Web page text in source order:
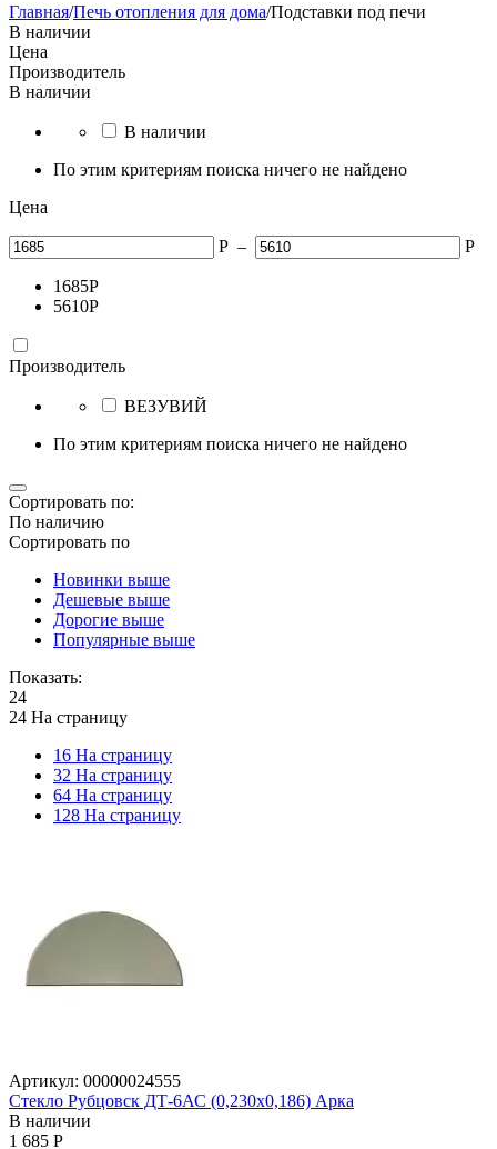
Главная/Печь отопления для дома/Подставки под печи
В наличии
Цена
Производитель
В наличии
В наличии
По этим критериям поиска ничего не найдено
Цена
Р – Р
1685Р
5610Р
Производитель
ВЕЗУВИЙ
По этим критериям поиска ничего не найдено
Сортировать по:
По наличию
Сортировать по
Новинки выше
Дешевые выше
Дорогие выше
Популярные выше
Показать:
24
24 На страницу
16 На страницу
32 На страницу
64 На страницу
128 На страницу
Артикул: 00000024555
Стекло Рубцовск ДТ-6АС (0,230x0,186) Арка
В наличии
1 685 Р